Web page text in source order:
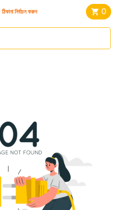
ঠিকানা নির্বাচন করুন 0